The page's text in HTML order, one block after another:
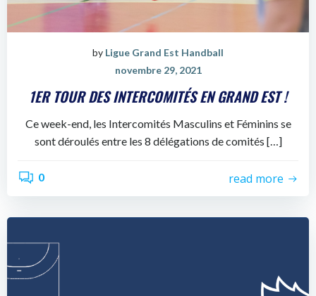
by Ligue Grand Est Handball
novembre 29, 2021
1ER TOUR DES INTERCOMITÉS EN GRAND EST !
Ce week-end, les Intercomités Masculins et Féminins se
sont déroulés entre les 8 délégations de comités […]
0 read more